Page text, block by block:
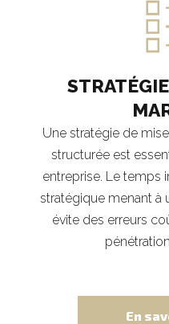
Une stratégie de
structurée est
entreprise. Le temps
stratégique menant à
évite des erreurs
En